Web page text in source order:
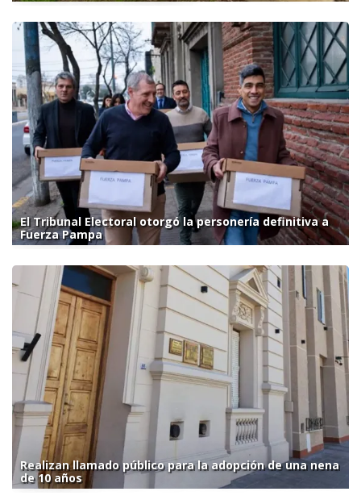
El Tribunal Electoral otorgó la personería definitiva a
Fuerza Pampa
Realizan llamado público para la adopción de una nena
de 10 años